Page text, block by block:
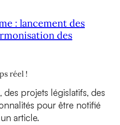
: lancement des
des
réel !
des projets législatifs, des
pour être notifié
article.